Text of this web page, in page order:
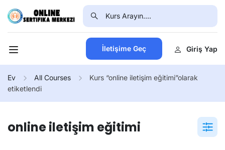
İletişime Geç Giriş Yap
Ev All Courses
Kurs “online iletişim eğitimi”olarak
etiketlendi
online iletişim eğitimi